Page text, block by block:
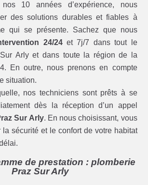
10 années d’expérience, nous
des solutions durables et fiables à
qui se présente. Sachez que nous
24/24et 7j/7 dans tout le
Sur Arly et dans toute la région de la
En outre, nous prenons en compte
situation.
nos techniciens sont prêts à se
dès la réception d’un appel
Sur Arly. En nous choisissant, vous
la sécurité et le confort de votre habitat
de prestation : plomberie
Praz Sur Arly